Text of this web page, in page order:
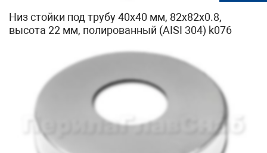
Низ стойки под трубу 40х40 мм, 82х82х0.8,
высота 22 мм, полированный (AISI 304) k076